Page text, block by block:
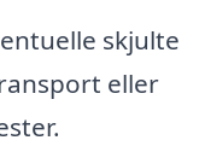
skjulte
eller